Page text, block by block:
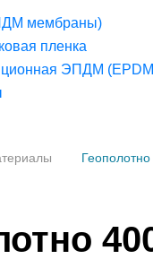
мембраны)
пленка
ЭПДМ